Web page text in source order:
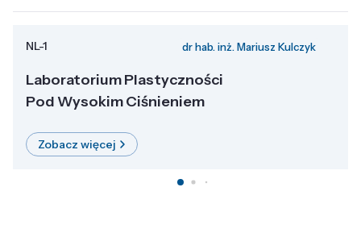
NL-1 dr hab. inż. Mariusz Kulczyk
Laboratorium Plastyczności
Pod Wysokim Ciśnieniem
Zobacz więcej